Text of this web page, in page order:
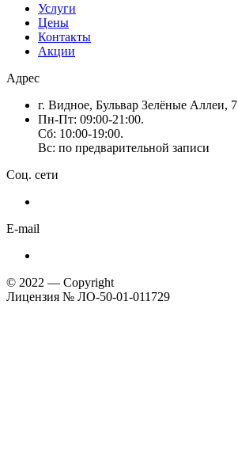
Услуги
Цены
Контакты
Акции
Адрес
г. Видное, Бульвар Зелёные Аллеи, 7
Пн-Пт: 09:00-21:00.
Сб: 10:00-19:00.
Вс: по предварительной записи
Соц. сети
E-mail
© 2022 — Copyright
Лицензия № ЛО-50-01-011729